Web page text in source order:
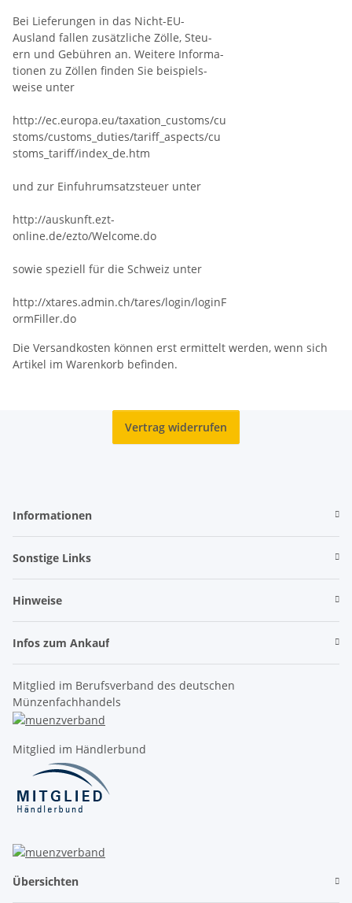
Bei Lieferungen in das Nicht-EU-
Ausland fallen zusätzliche Zölle, Steu-
ern und Gebühren an. Weitere Informa-
tionen zu Zöllen finden Sie beispiels-
weise unter
http://ec.europa.eu/taxation_customs/cu
stoms/customs_duties/tariff_aspects/cu
stoms_tariff/index_de.htm
und zur Einfuhrumsatzsteuer unter
http://auskunft.ezt-
online.de/ezto/Welcome.do
sowie speziell für die Schweiz unter
http://xtares.admin.ch/tares/login/loginF
ormFiller.do
Die Versandkosten können erst ermittelt werden, wenn sich
Artikel im Warenkorb befinden.
Vertrag widerrufen
Informationen
Sonstige Links
Hinweise
Infos zum Ankauf
Mitglied im Berufsverband des deutschen
Münzenfachhandels
Mitglied im Händlerbund
Übersichten